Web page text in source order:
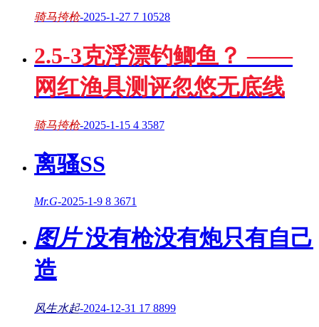
骑马挎枪-2025-1-27 7 10528
2.5-3克浮漂钓鲫鱼？ ——
网红渔具测评忽悠无底线
骑马挎枪-2025-1-15 4 3587
离骚SS
Mr.G-2025-1-9 8 3671
图片没有枪没有炮只有自己
造
风生水起-2024-12-31 17 8899